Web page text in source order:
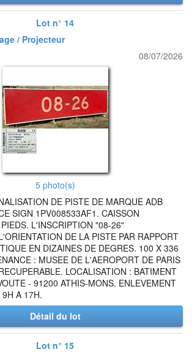
Lot n° 14
/ Projecteur
08/07/2026
5 photo(s)
DE PISTE DE MARQUE ADB
SIGN 1PV008533AF1. CAISSON
L'INSCRIPTION "08-26"
DE LA PISTE PAR RAPPORT
EN DIZAINES DE DEGRES. 100 X 336
: MUSEE DE L'AEROPORT DE PARIS
LOCALISATION : BATIMENT
- 91200 ATHIS-MONS. ENLEVEMENT
A 17H.
Détail du lot
Lot n° 15